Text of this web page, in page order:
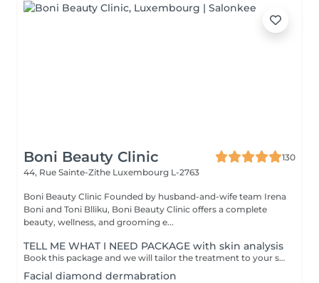
Boni Beauty Clinic
130
44, Rue Sainte-Zithe Luxembourg L-2763
Boni Beauty Clinic Founded by husband-and-wife team Irena
Boni and Toni Blliku, Boni Beauty Clinic offers a complete
beauty, wellness, and grooming e...
TELL ME WHAT I NEED PACKAGE with skin analysis
Book this package and we will tailor the treatment to your skin needs. You'll be allocated 1 hour 15 mins and we will do a full consultation. Treatment done in this appointment. Please check prices to ensure you bring enough for the outstanding amount. If unsure, have a budget then we will work to that.
Facial diamond dermabration